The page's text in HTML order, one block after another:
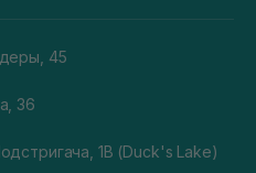
45
36
1В (Duck's Lake)